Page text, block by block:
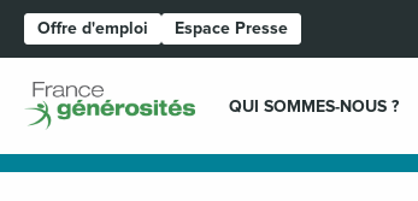
Offre d'emploi Espace Presse
QUI SOMMES-NOUS ?